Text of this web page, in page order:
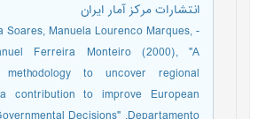
انتشارات مرکز آمار ایران
Soares, Manuela Lourenco Marques,
Ferreira Monteiro (2000), "A
methodology to uncover regional
contribution to improve European